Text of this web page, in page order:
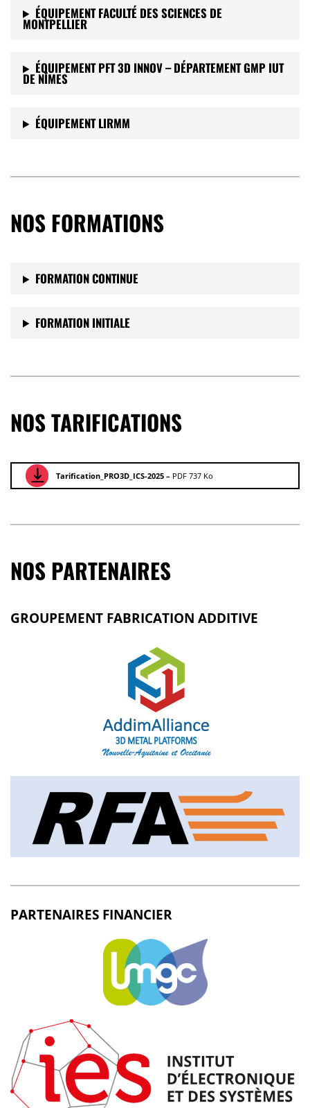
ÉQUIPEMENT FACULTÉ DES SCIENCES DE
MONTPELLIER
ÉQUIPEMENT PFT 3D INNOV – DÉPARTEMENT GMP IUT
DE NÎMES
ÉQUIPEMENT LIRMM
NOS FORMATIONS
FORMATION CONTINUE
FORMATION INITIALE
NOS TARIFICATIONS
Tarification_PRO3D_ICS-2025 – PDF 737 Ko
NOS PARTENAIRES
GROUPEMENT FABRICATION ADDITIVE
PARTENAIRES FINANCIER